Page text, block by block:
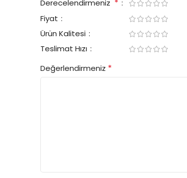
Derecelendirmeniz *
Fiyat
Ürün Kalitesi
Teslimat Hızı
Değerlendirmeniz *